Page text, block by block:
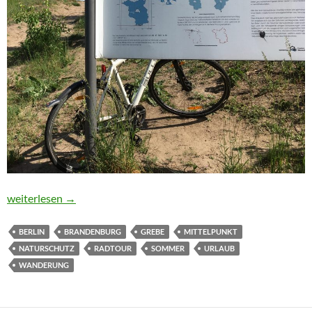
Reise zum Mittelpunkt…
weiterlesen →
BERLIN BRANDENBURG GREBE
MITTELPUNKT
NATURSCHUTZ
RADTOUR SOMMER
URLAUB
WANDERUNG